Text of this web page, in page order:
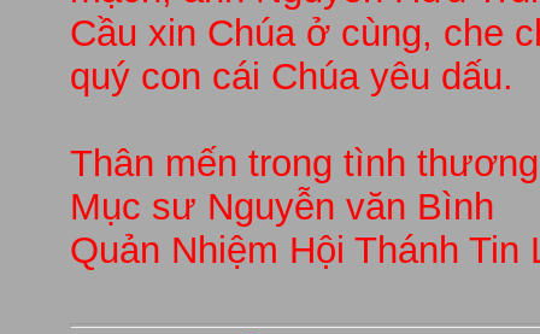
Cầu xin Chúa ở cùng, che
quý con cái Chúa yêu dấu.
Thân mến trong tình
Mục sư Nguyễn văn Bình
Quản Nhiệm Hội Thánh Tin